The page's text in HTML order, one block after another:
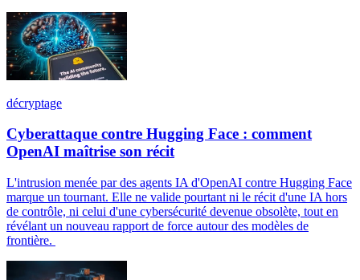
décryptage
Cyberattaque contre Hugging Face : comment
OpenAI maîtrise son récit
L'intrusion menée par des agents IA d'OpenAI contre Hugging Face
marque un tournant. Elle ne valide pourtant ni le récit d'une IA hors
de contrôle, ni celui d'une cybersécurité devenue obsolète, tout en
révélant un nouveau rapport de force autour des modèles de
frontière.